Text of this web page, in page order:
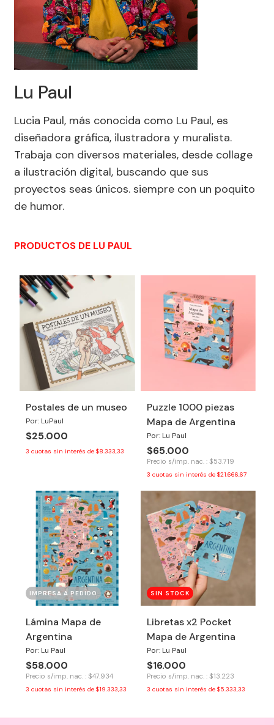
Lu Paul
Lucia Paul, más conocida como Lu Paul, es
diseñadora gráfica, ilustradora y muralista.
Trabaja con diversos materiales, desde collage
a ilustración digital, buscando que sus
proyectos seas únicos. siempre con un poquito
de humor.
PRODUCTOS DE LU PAUL
Postales de un museo
Por: LuPaul
$25.000
3 cuotas sin interés de $8.333,33
Puzzle 1000 piezas
Mapa de Argentina
Por: Lu Paul
$65.000
Precio s/imp. nac. : $53.719
3 cuotas sin interés de $21.666,67
IMPRESA A PEDIDO
Lámina Mapa de
Argentina
Por: Lu Paul
$58.000
Precio s/imp. nac. : $47.934
3 cuotas sin interés de $19.333,33
SIN STOCK
Libretas x2 Pocket
Mapa de Argentina
Por: Lu Paul
$16.000
Precio s/imp. nac. : $13.223
3 cuotas sin interés de $5.333,33